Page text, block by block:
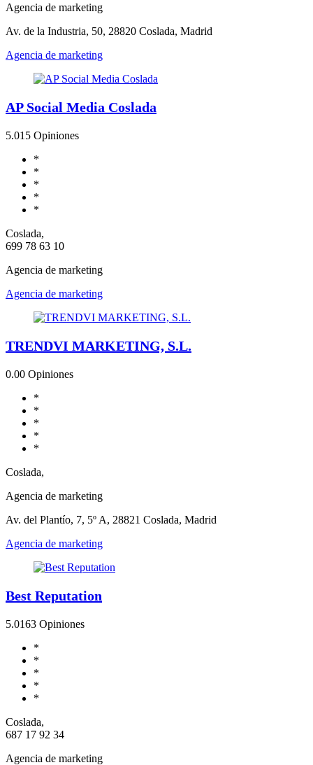
Agencia de marketing
Av. de la Industria, 50, 28820 Coslada, Madrid
Agencia de marketing
AP Social Media Coslada
5.015 Opiniones
*
*
*
*
*
Coslada,
699 78 63 10
Agencia de marketing
Agencia de marketing
TRENDVI MARKETING, S.L.
0.00 Opiniones
*
*
*
*
*
Coslada,
Agencia de marketing
Av. del Plantío, 7, 5º A, 28821 Coslada, Madrid
Agencia de marketing
Best Reputation
5.0163 Opiniones
*
*
*
*
*
Coslada,
687 17 92 34
Agencia de marketing